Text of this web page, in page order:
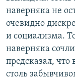
наверняка не
очевидно
и социализма.
наверняка
предсказал, что
столь